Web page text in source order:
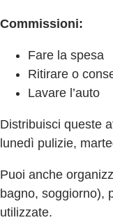
Commissioni:
Fare la spesa
Ritirare o
Lavare l’auto
Distribuisci queste
lunedì pulizie,
Puoi anche
bagno, soggiorno),
utilizzate.